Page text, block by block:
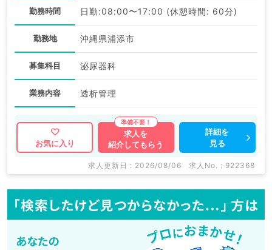
勤務時間 日勤:08:00〜17:00 (休憩時間: 60分)
勤務地 沖縄県浦添市
募集科目 泌尿器科
業務内容 透析管理
お気に入り
求人を
紹介してもらう
詳細を
見る
求人更新日 : 2026/08/06 求人No. : 922368